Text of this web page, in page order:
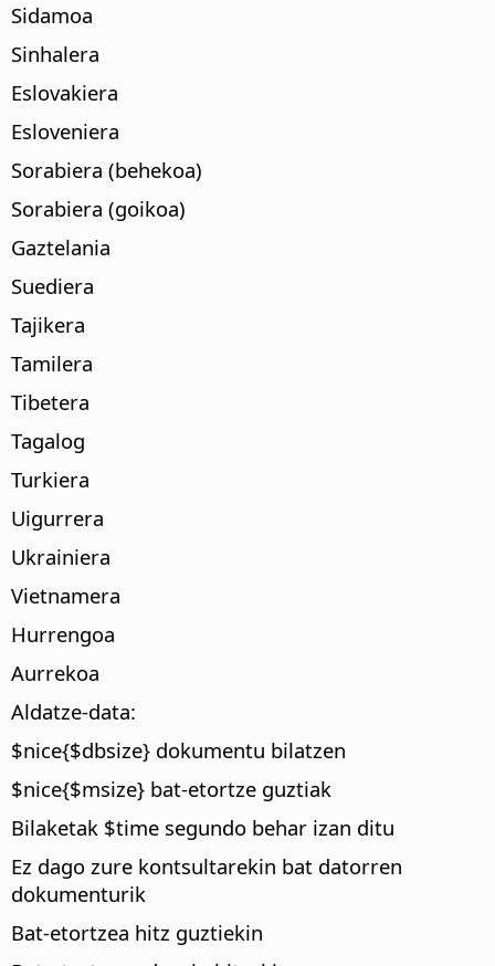
Sidamoa
Sinhalera
Eslovakiera
Esloveniera
Sorabiera (behekoa)
Sorabiera (goikoa)
Gaztelania
Suediera
Tajikera
Tamilera
Tibetera
Tagalog
Turkiera
Uigurrera
Ukrainiera
Vietnamera
Hurrengoa
Aurrekoa
Aldatze-data:
$nice{$dbsize} dokumentu bilatzen
$nice{$msize} bat-etortze guztiak
Bilaketak $time segundo behar izan ditu
Ez dago zure kontsultarekin bat datorren
dokumenturik
Bat-etortzea hitz guztiekin